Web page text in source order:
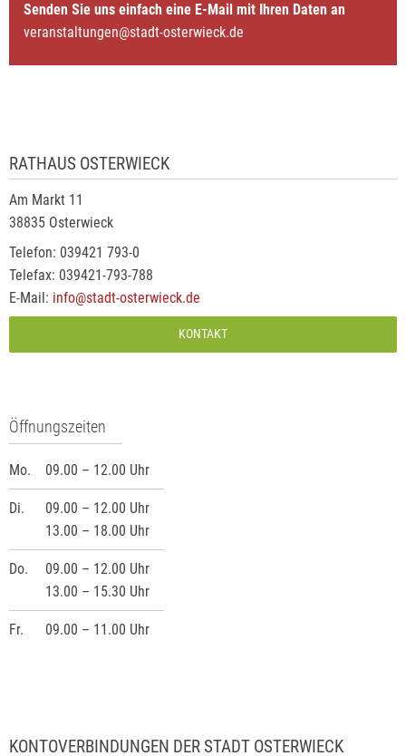
Senden Sie uns einfach eine E-Mail mit Ihren Daten an
veranstaltungen@stadt-osterwieck.de
RATHAUS OSTERWIECK
Am Markt 11
38835 Osterwieck
Telefon: 039421 793-0
Telefax: 039421-793-788
E-Mail: info@stadt-osterwieck.de
KONTAKT
Öffnungszeiten
Mo. 09.00 – 12.00 Uhr
Di.
09.00 – 12.00 Uhr
13.00 – 18.00 Uhr
Do.
09.00 – 12.00 Uhr
13.00 – 15.30 Uhr
Fr. 09.00 – 11.00 Uhr
KONTOVERBINDUNGEN DER STADT OSTERWIECK